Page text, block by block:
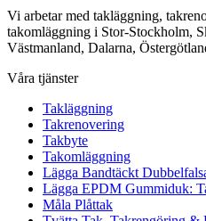
Vi arbetar med takläggning,
takomläggning i Stor-Stockholm,
Västmanland, Dalarna,
Våra tjänster
Takläggning
Takrenovering
Takbyte
Takomläggning
Lägga Bandtäckt
Lägga EPDM Gummiduk:
Måla Plåttak